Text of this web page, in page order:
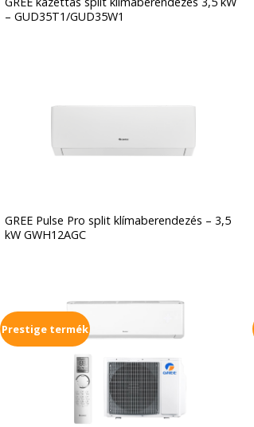
– GUD35T1/GUD35W1
GREE Pulse Pro split klímaberendezés – 3,5
kW GWH12AGC
Prestige termék